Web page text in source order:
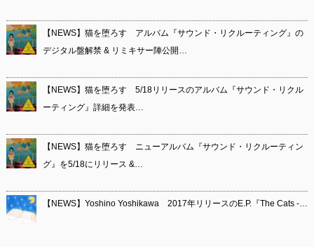
【NEWS】猫を堕ろす アルバム『サウンド・リクルーティング』の
デジタル盤解禁 & リミキサー陣公開…
【NEWS】猫を堕ろす 5/18リリースのアルバム『サウンド・リクル
ーティング』詳細を発表…
【NEWS】猫を堕ろす ニューアルバム『サウンド・リクルーティン
グ』を5/18にリリース &…
【NEWS】Yoshino Yoshikawa 2017年リリースのE.P.『The Cats -…